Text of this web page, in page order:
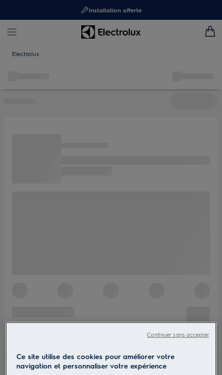
Installation offerte
Electrolux
Ce site utilise des cookies pour améliorer votre
navigation et personnaliser votre expérience
Continuer sans accepter